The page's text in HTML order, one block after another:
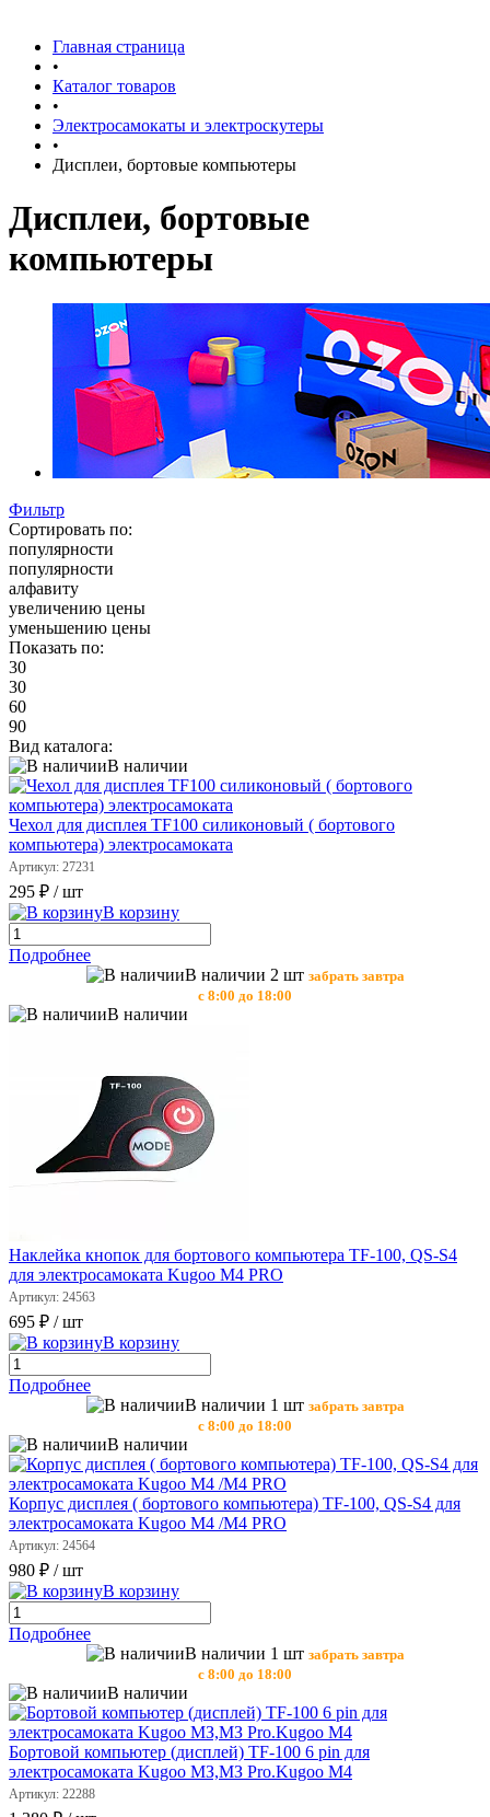
Главная страница
•
Каталог товаров
•
Электросамокаты и электроскутеры
•
Дисплеи, бортовые компьютеры
Дисплеи, бортовые
компьютеры
Фильтр
Сортировать по:
популярности
популярности
алфавиту
увеличению цены
уменьшению цены
Показать по:
30
30
60
90
Вид каталога:
В наличии
Чехол для дисплея TF100 силиконовый ( бортового
компьютера) электросамоката
Артикул: 27231
295 ₽ / шт
В корзину
Подробнее
В наличии 2 шт забрать завтра
с 8:00 до 18:00
В наличии
Наклейка кнопок для бортового компьютера TF-100, QS-S4
для электросамоката Kugoo M4 PRO
Артикул: 24563
695 ₽ / шт
В корзину
Подробнее
В наличии 1 шт забрать завтра
с 8:00 до 18:00
В наличии
Корпус дисплея ( бортового компьютера) TF-100, QS-S4 для
электросамоката Kugoo M4 /M4 PRO
Артикул: 24564
980 ₽ / шт
В корзину
Подробнее
В наличии 1 шт забрать завтра
с 8:00 до 18:00
В наличии
Бортовой компьютер (дисплей) TF-100 6 pin для
электросамоката Kugoo МЗ,МЗ Pro.Kugoo M4
Артикул: 22288